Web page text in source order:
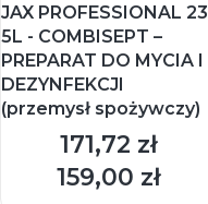
JAX PROFESSIONAL 23
5L - COMBISEPT –
PREPARAT DO MYCIA I
DEZYNFEKCJI
(przemysł spożywczy)
Cena
171,72 zł
Cena
159,00 zł
DO KOSZYKA